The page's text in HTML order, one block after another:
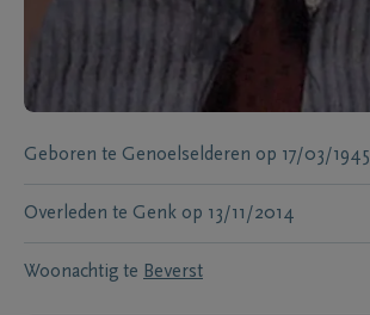
Geboren te Genoelselderen op 17/03/1945
Overleden te Genk op 13/11/2014
Woonachtig te Beverst